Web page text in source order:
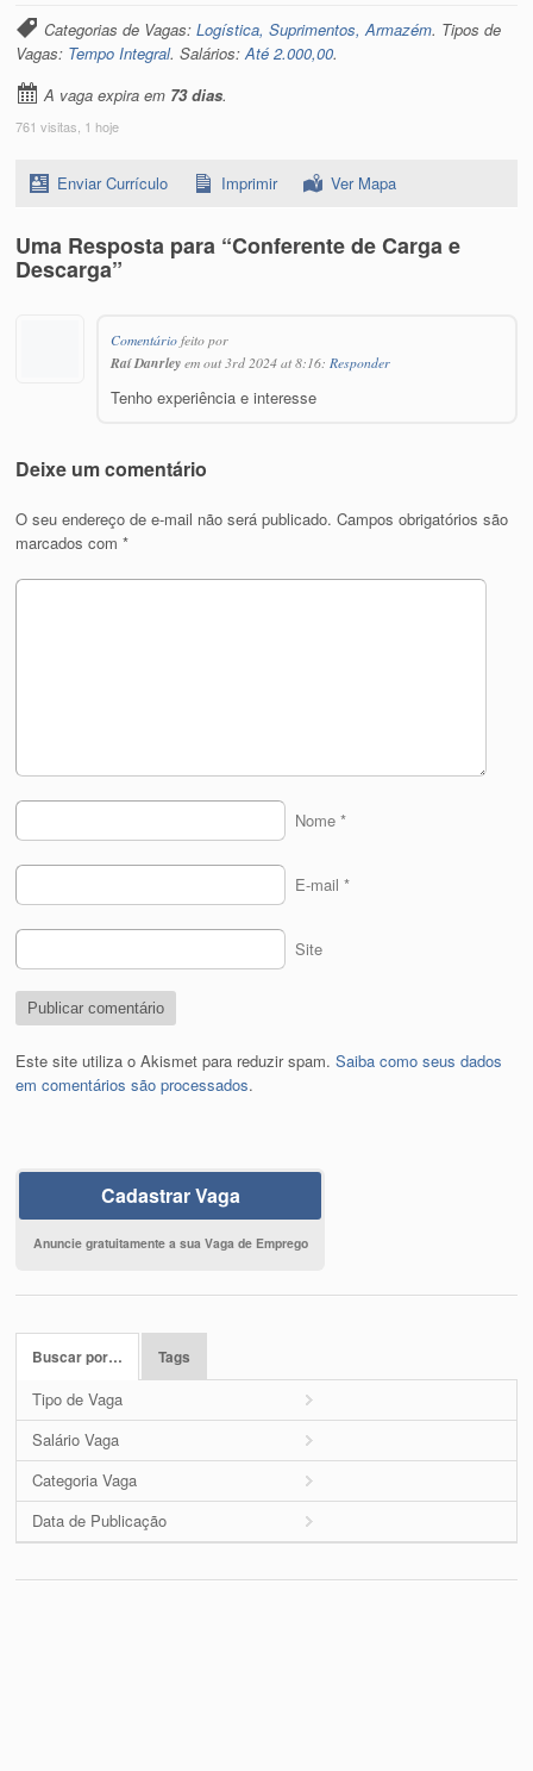
Categorias de Vagas:Logística, Suprimentos, Armazém. Tipos de
Vagas: Tempo Integral. Salários:Até 2.000,00.
A vaga expira em 73 dias.
761 visitas, 1 hoje
Enviar Currículo Imprimir Ver Mapa
Uma Resposta para “Conferente de Carga e
Descarga”
Comentáriofeito por
Raí Danrleyem out 3rd 2024 at 8:16: Responder
Tenho experiência e interesse
Deixe um comentário
O seu endereço de e-mail não será publicado. Campos obrigatórios são
marcados com*
Nome *
E-mail *
Site
Este site utiliza o Akismet para reduzir spam.Saiba como seus dados
em comentários são processados.
Cadastrar Vaga
Anuncie gratuitamente a sua Vaga de Emprego
Buscar por… Tags
Tipo de Vaga
Salário Vaga
Categoria Vaga
Data de Publicação